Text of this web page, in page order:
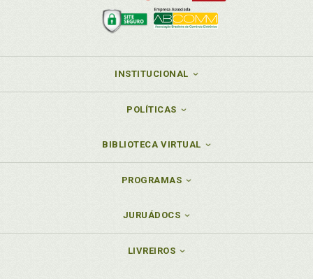
INSTITUCIONAL
POLÍTICAS
BIBLIOTECA VIRTUAL
PROGRAMAS
JURUÁDOCS
LIVREIROS